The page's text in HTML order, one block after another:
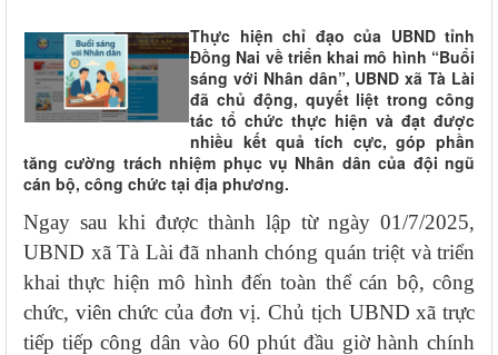
Thực hiện chỉ đạo của UBND tỉnh
Đồng Nai về triển khai mô hình “Buổi
sáng với Nhân dân”, UBND xã Tà Lài
đã chủ động, quyết liệt trong công
tác tổ chức thực hiện và đạt được
nhiều kết quả tích cực, góp phần
tăng cường trách nhiệm phục vụ Nhân dân của đội ngũ
cán bộ, công chức tại địa phương.
Ngay sau khi được thành lập từ ngày 01/7/2025,
UBND xã Tà Lài đã nhanh chóng quán triệt và triển
khai thực hiện mô hình đến toàn thể cán bộ, công
chức, viên chức của đơn vị. Chủ tịch UBND xã trực
tiếp tiếp công dân vào 60 phút đầu giờ hành chính